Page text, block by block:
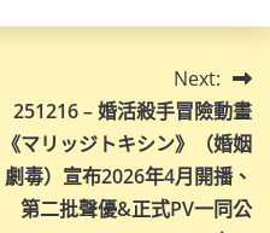
Next:
251216 – 婚活殺手冒險動畫
《マリッジトキシン》（婚姻
劇毒）宣布2026年4月開播、
第二批聲優&正式PV一同公